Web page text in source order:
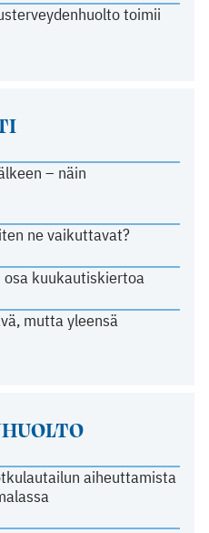
toimii
– näin
ne vaikuttavat?
osa kuukautiskiertoa
mutta yleensä
aiheuttamista